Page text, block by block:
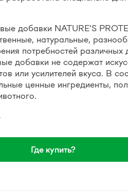
добавки NATURE’S
натуральные,
потребностей
добавки не содержат
или усилителей вкуса. В
ценные ингредиенты,
Где купить?